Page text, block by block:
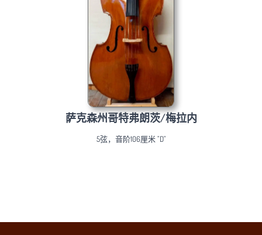
萨克森州哥特弗朗茨/梅拉内
5弦，音阶106厘米 "D"